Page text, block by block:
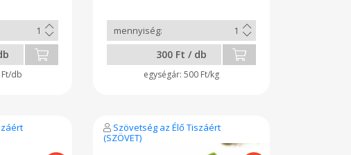
db
300 Ft / db
500 Ft/kg
Szövetség az Élő Tiszáért
(SZÖVET)